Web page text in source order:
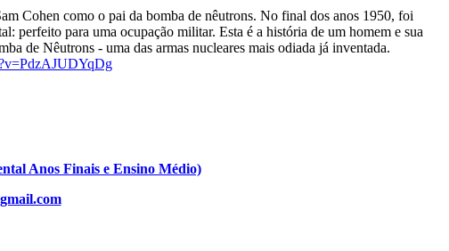
Cohen como o pai da bomba de nêutrons. No final dos anos 1950, foi
perfeito para uma ocupação militar. Esta é a história de um homem e sua
de Nêutrons - uma das armas nucleares mais odiada já inventada.
Anos Finais e Ensino Médio)